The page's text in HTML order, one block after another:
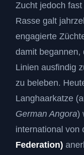
Zucht jedoch
Rasse galt
engagierte
damit begannen,
Linien ausfindig
zu beleben.
Langhaarkatze
German Angora)
international von
Federation)